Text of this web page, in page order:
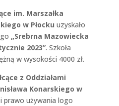
im. Marszałka
w Płocku uzyskało
„Srebrna Mazowiecka
2023”. Szkoła
w wysokości 4000 zł.
z Oddziałami
Konarskiego w
prawo używania logo